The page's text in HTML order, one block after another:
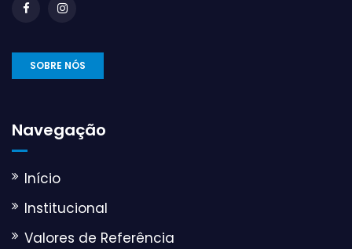
SOBRE NÓS
Navegação
Início
Institucional
Valores de Referência